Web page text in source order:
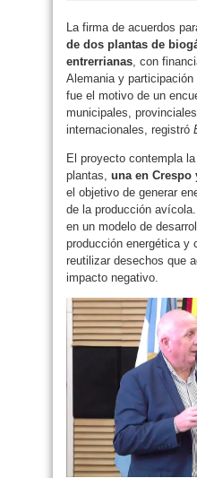
La firma de acuerdos
de dos plantas de
entrerrianas , con
Alemania y participación
fue el motivo de un
municipales,
internacionales, registró
El proyecto contempla
plantas, una en Crespo
el objetivo de generar
de la producción
en un modelo de
producción energética y
reutilizar desechos que
impacto negativo.